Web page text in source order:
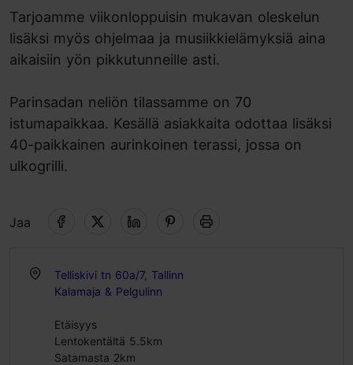
Tarjoamme viikonloppuisin mukavan oleskelun
lisäksi myös ohjelmaa ja musiikkielämyksiä aina
aikaisiin yön pikkutunneille asti.
Parinsadan neliön tilassamme on 70
istumapaikkaa. Kesällä asiakkaita odottaa lisäksi
40-paikkainen aurinkoinen terassi, jossa on
ulkogrilli.
Jaa
Telliskivi tn 60a/7, Tallinn
Kalamaja & Pelgulinn
Etäisyys
Lentokentältä 5.5km
Satamasta 2km